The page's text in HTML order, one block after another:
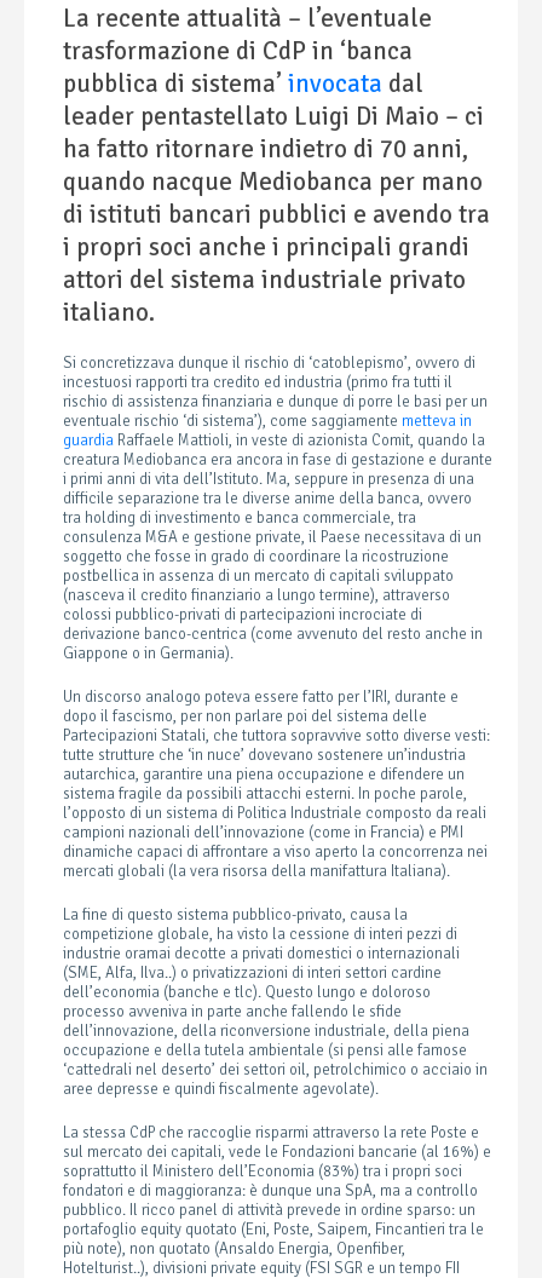
La recente attualità – l’eventuale
trasformazione di CdP in ‘banca
pubblica di sistema’invocata dal
leader pentastellato Luigi Di Maio – ci
ha fatto ritornare indietro di 70 anni,
quando nacque Mediobanca per mano
di istituti bancari pubblici e avendo tra
i propri soci anche i principali grandi
attori del sistema industriale privato
italiano.
Si concretizzava dunque il rischio di ‘catoblepismo’, ovvero di
incestuosi rapporti tra credito ed industria (primo fra tutti il
rischio di assistenza finanziaria e dunque di porre le basi per un
eventuale rischio ‘di sistema’), come saggiamente metteva in
guardia Raffaele Mattioli, in veste di azionista Comit, quando la
creatura Mediobanca era ancora in fase di gestazione e durante
i primi anni di vita dell’Istituto. Ma, seppure in presenza di una
difficile separazione tra le diverse anime della banca, ovvero
tra holding di investimento e banca commerciale, tra
consulenza M&A e gestione private, il Paese necessitava di un
soggetto che fosse in grado di coordinare la ricostruzione
postbellica in assenza di un mercato di capitali sviluppato
(nasceva il credito finanziario a lungo termine), attraverso
colossi pubblico-privati di partecipazioni incrociate di
derivazione banco-centrica (come avvenuto del resto anche in
Giappone o in Germania).
Un discorso analogo poteva essere fatto per l’IRI, durante e
dopo il fascismo, per non parlare poi del sistema delle
Partecipazioni Statali, che tuttora sopravvive sotto diverse vesti:
tutte strutture che ‘in nuce’ dovevano sostenere un’industria
autarchica, garantire una piena occupazione e difendere un
sistema fragile da possibili attacchi esterni. In poche parole,
l’opposto di un sistema di Politica Industriale composto da reali
campioni nazionali dell’innovazione (come in Francia) e PMI
dinamiche capaci di affrontare a viso aperto la concorrenza nei
mercati globali (la vera risorsa della manifattura Italiana).
La fine di questo sistema pubblico-privato, causa la
competizione globale, ha visto la cessione di interi pezzi di
industrie oramai decotte a privati domestici o internazionali
(SME, Alfa, Ilva..) o privatizzazioni di interi settori cardine
dell’economia (banche e tlc). Questo lungo e doloroso
processo avveniva in parte anche fallendo le sfide
dell’innovazione, della riconversione industriale, della piena
occupazione e della tutela ambientale (si pensi alle famose
‘cattedrali nel deserto’ dei settori oil, petrolchimico o acciaio in
aree depresse e quindi fiscalmente agevolate).
La stessa CdP che raccoglie risparmi attraverso la rete Poste e
sul mercato dei capitali, vede le Fondazioni bancarie (al 16%) e
soprattutto il Ministero dell’Economia (83%) tra i propri soci
fondatori e di maggioranza: è dunque una SpA, ma a controllo
pubblico. Il ricco panel di attività prevede in ordine sparso: un
portafoglio equity quotato (Eni, Poste, Saipem, Fincantieri tra le
più note), non quotato (Ansaldo Energia, Openfiber,
Hotelturist..), divisioni private equity (FSI SGR e un tempo FII